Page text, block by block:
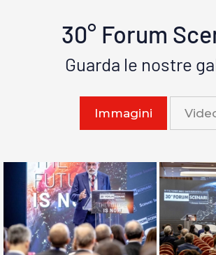
30° Forum
Guarda le nostre
Immagini